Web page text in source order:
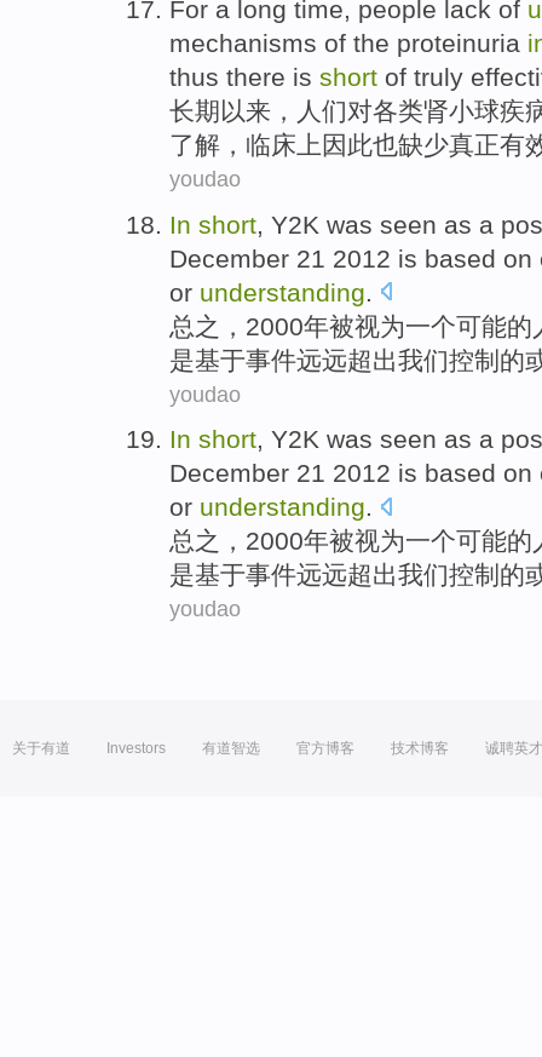
For a long time, people lack of
mechanisms of the proteinuria
thus there is short of truly
长期 以来， 人们对各类肾小球疾
了解， 临床上 因此也缺少真正有
youdao
In short , Y2K was seen as a
December 21 2012 is based on
or understanding
总之 ，2000年被视为一个可能的
是基于事件远远超出我们控制的
youdao
In short, Y2K was seen as a
December 21 2012 is based on
or understanding.
总之 ，2000年被视为一个可能的
是基于事件远远超出我们控制 的
youdao
关于有道 Investors 有道智选 官方博客 技术博客 诚聘英才